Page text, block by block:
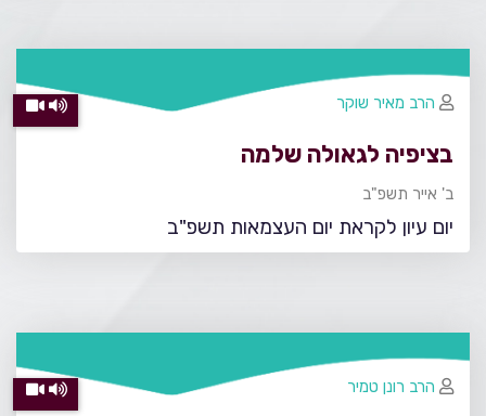
בציפיה לגאולה שלמה
ב' אייר תשפ"ב
יום עיון לקראת יום העצמאות תשפ"ב
הרב מאיר שוקר
הרב רונן טמיר